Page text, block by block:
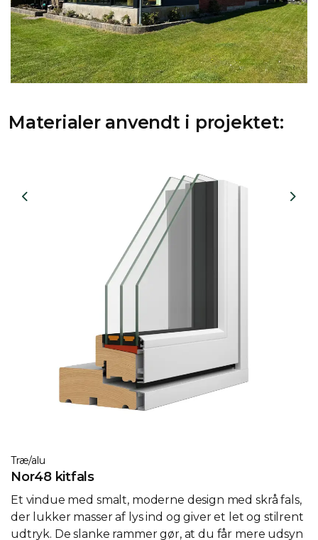
Materialer anvendt i projektet:
Previous
Træ/alu
Nor48 kitfals
Et vindue med smalt, moderne design med skrå fals,
der lukker masser af lys ind og giver et let og stilrent
udtryk. De slanke rammer gør, at du får mere udsyn